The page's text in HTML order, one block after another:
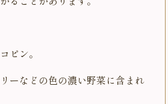
ピン。
ーなどの色の濃い野菜に含まれ